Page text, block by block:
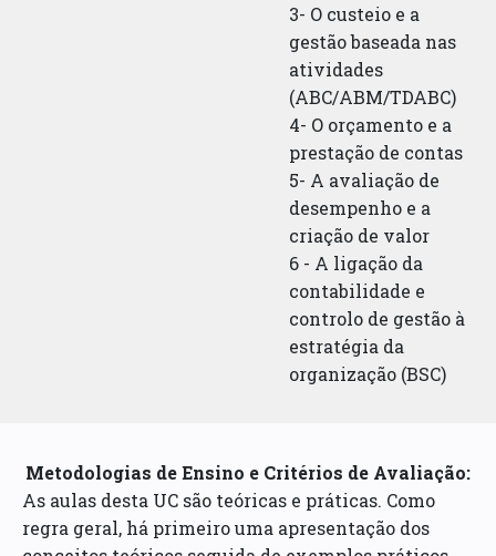
3- O custeio e a
gestão baseada nas
atividades
(ABC/ABM/TDABC)
4- O orçamento e a
prestação de contas
5- A avaliação de
desempenho e a
criação de valor
6 - A ligação da
contabilidade e
controlo de gestão à
estratégia da
organização (BSC)
Metodologias de Ensino e Critérios de Avaliação:
As aulas desta UC são teóricas e práticas. Como
regra geral, há primeiro uma apresentação dos